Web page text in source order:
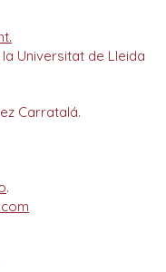
Universitat de Lleida
Carratalá.
.